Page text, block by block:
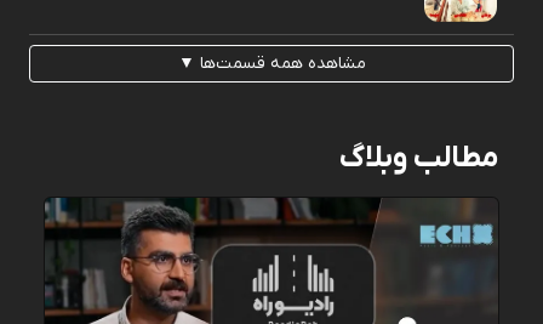
مشاهده همه قسمت‌ها ▼
مطالب وبلاگ